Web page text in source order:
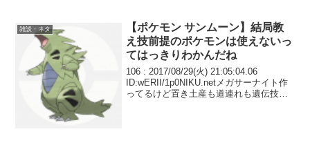
雑談・ネタ
【ポケモン サンムーン】結局教
え技前提のポケモンは使えないっ
てはっきりわかんだね
106 : 2017/08/29(火) 21:05:04.06
ID:wERII/1p0NIKU.netメガサーナイト作
ってるけど置き土産も道連れも遺伝技と